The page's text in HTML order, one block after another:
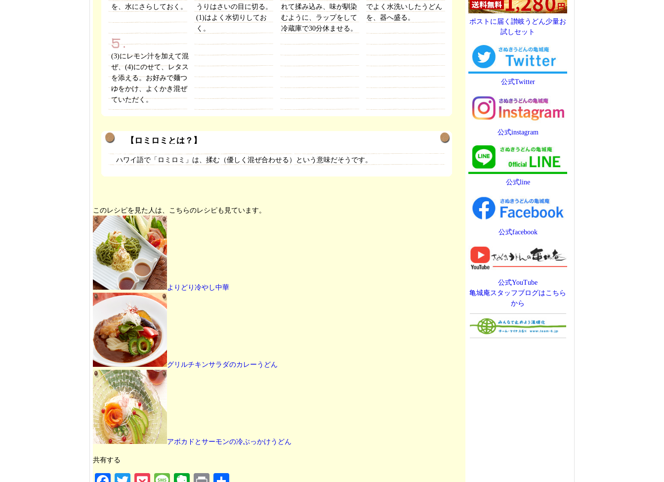
を、水にさらしておく。
うりはさいの目に切る。
(1)はよく水切りしてお
く。
れて揉み込み、味が馴染
むように、ラップをして
冷蔵庫で30分休ませる。
でよく水洗いしたうどん
を、器へ盛る。
(3)にレモン汁を加えて混
ぜ、(4)にのせて、レタス
を添える。お好みで麺つ
ゆをかけ、よくかき混ぜ
ていただく。
【ロミロミとは？】
ハワイ語で「ロミロミ」は、揉む（優しく混ぜ合わせる）という意味だそうです。
このレシピを見た人は、こちらのレシピも見ています。
よりどり冷やし中華
グリルチキンサラダのカレーうどん
アボカドとサーモンの冷ぶっかけうどん
共有する
ポストに届く讃岐うどん少量お
試しセット
公式Twitter
公式instagram
公式line
公式facebook
公式YouTube
亀城庵スタッフブログはこちら
から